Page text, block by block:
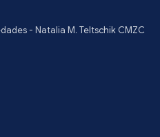
- Natalia M. Teltschik CMZC